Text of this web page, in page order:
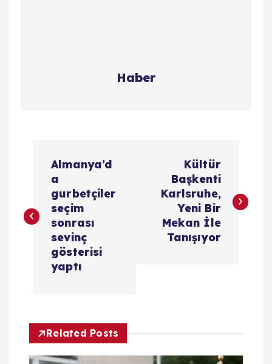
Haber
z
z
Almanya’d
a
gurbetçiler
seçim
sonrası
sevinç
gösterisi
yaptı
Kültür
Başkenti
Karlsruhe,
Yeni Bir
Mekan İle
Tanışıyor
Related Posts